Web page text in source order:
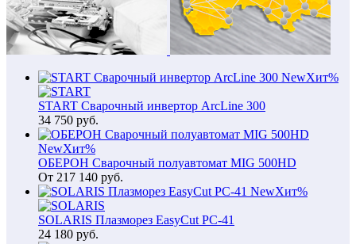
NewХит%
START Сварочный инвертор ArcLine 300
34 750 руб.
NewХит%
ОБЕРОН Сварочный полуавтомат MIG 500HD
От 217 140 руб.
NewХит%
SOLARIS Плазморез EasyCut PC-41
24 180 руб.